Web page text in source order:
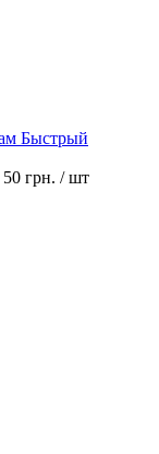
Быстрый
50 грн. / шт